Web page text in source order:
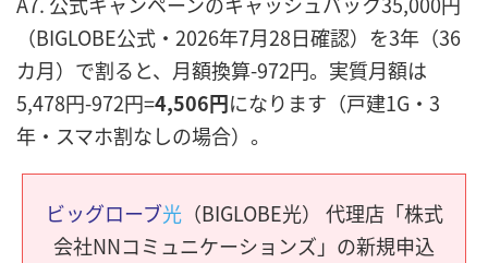
（BIGLOBE公式・2026年7月28日確認）を3年（36
カ月）で割ると、月額換算-972円。実質月額は
5,478円-972円=4,506円になります（戸建1G・3
年・スマホ割なしの場合）。
ビッグローブ光（BIGLOBE光） 代理店「株式
会社NNコミュニケーションズ」の新規申込